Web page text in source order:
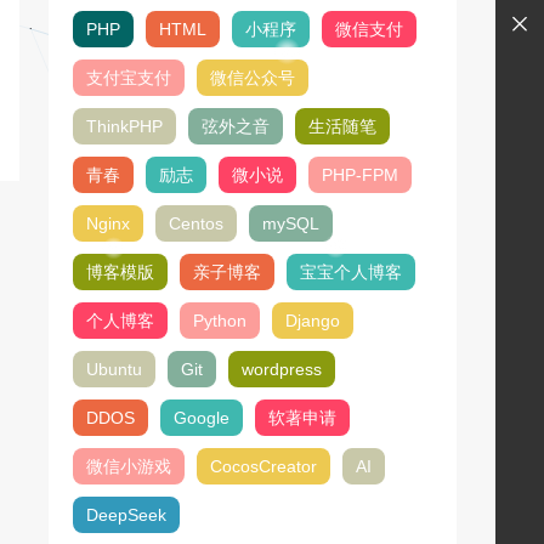
PHP HTML 小程序 微信支付
支付宝支付 微信公众号
ThinkPHP 弦外之音 生活随笔
青春 励志 微小说 PHP-FPM
Nginx Centos mySQL
博客模版 亲子博客 宝宝个人博客
个人博客 Python Django
Ubuntu Git wordpress
DDOS Google 软著申请
微信小游戏 CocosCreator AI
DeepSeek